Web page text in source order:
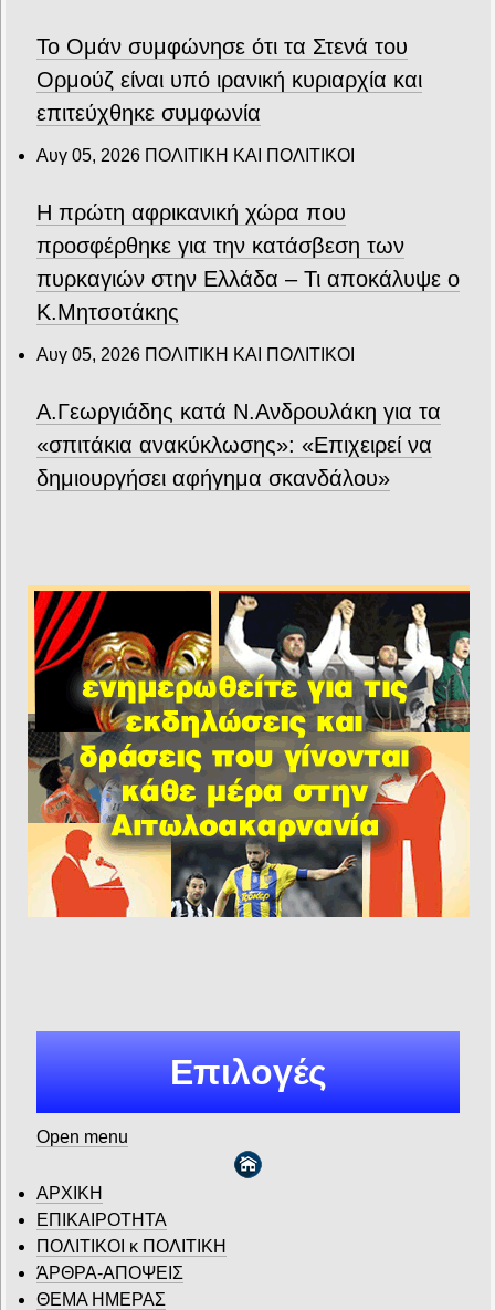
Το Ομάν συμφώνησε ότι τα Στενά του
Ορμούζ είναι υπό ιρανική κυριαρχία και
επιτεύχθηκε συμφωνία
Αυγ 05, 2026 ΠΟΛΙΤΙΚΗ ΚΑΙ ΠΟΛΙΤΙΚΟΙ
Η πρώτη αφρικανική χώρα που
προσφέρθηκε για την κατάσβεση των
πυρκαγιών στην Ελλάδα – Τι αποκάλυψε ο
Κ.Μητσοτάκης
Αυγ 05, 2026 ΠΟΛΙΤΙΚΗ ΚΑΙ ΠΟΛΙΤΙΚΟΙ
Α.Γεωργιάδης κατά Ν.Ανδρουλάκη για τα
«σπιτάκια ανακύκλωσης»: «Επιχειρεί να
δημιουργήσει αφήγημα σκανδάλου»
Επιλογές
Open menu
ΑΡΧΙΚΗ
ΕΠΙΚΑΙΡΟΤΗΤΑ
ΠΟΛΙΤΙΚΟΙ κ ΠΟΛΙΤΙΚΗ
ΆΡΘΡΑ-ΑΠΟΨΕΙΣ
ΘΕΜΑ ΗΜΕΡΑΣ